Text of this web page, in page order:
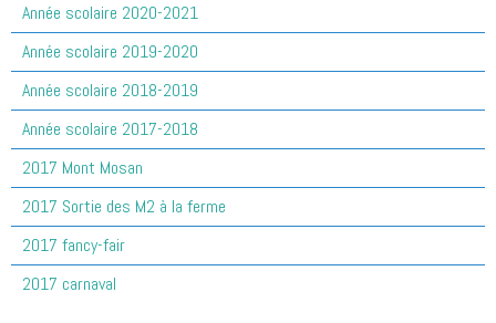
Année scolaire 2020-2021
Année scolaire 2019-2020
Année scolaire 2018-2019
Année scolaire 2017-2018
2017 Mont Mosan
2017 Sortie des M2 à la ferme
2017 fancy-fair
2017 carnaval